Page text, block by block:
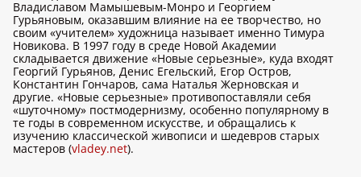
Владиславом Мамышевым-Монро и Георгием
Гурьяновым, оказавшим влияние на ее творчество, но
своим «учителем» художница называет именно Тимура
Новикова. В 1997 году в среде Новой Академии
складывается движение «Новые серьезные», куда входят
Георгий Гурьянов, Денис Егельский, Егор Остров,
Константин Гончаров, сама Наталья Жерновская и
другие. «Новые серьезные» противопоставляли себя
«шуточному» постмодернизму, особенно популярному в
те годы в современном искусстве, и обращались к
изучению классической живописи и шедевров старых
мастеров (vladey.net).